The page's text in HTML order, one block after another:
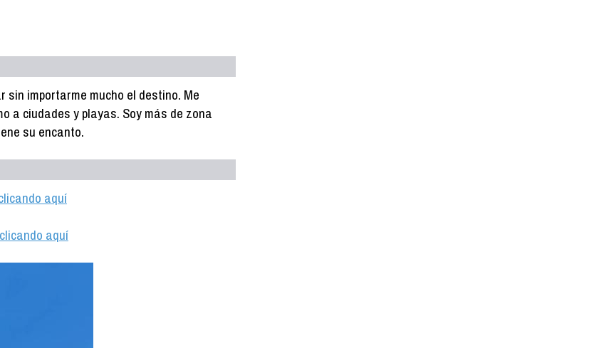
importarme mucho el destino. Me
a ciudades y playas. Soy más de zona
su encanto.
aquí
aquí